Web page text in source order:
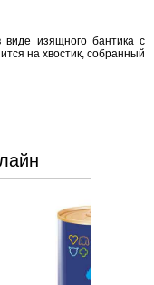
виде изящного бантика с
на хвостик, собранный